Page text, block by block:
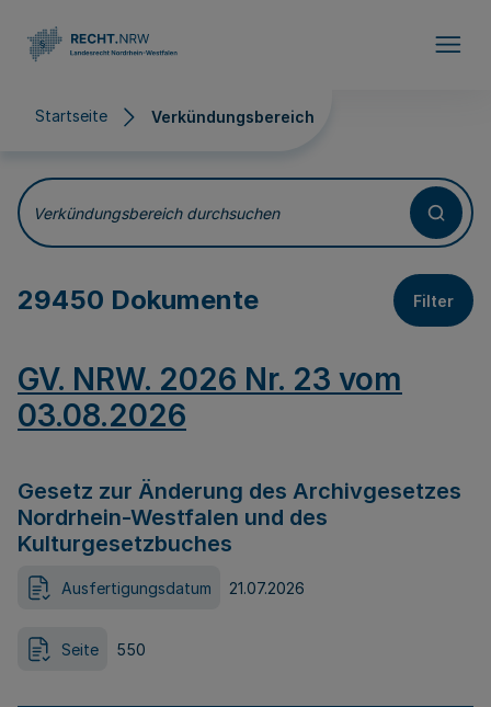
Startseite Verkündungsbereich
Verkündungsbereich
Verkündungsbereich durchsuchen
29450 Dokumente Filter
GV. NRW. 2026 Nr. 23 vom
03.08.2026
Gesetz zur Änderung des Archivgesetzes
Nordrhein-Westfalen und des
Kulturgesetzbuches
Ausfertigungsdatum 21.07.2026
Seite 550